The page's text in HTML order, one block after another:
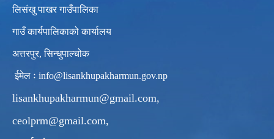
लिसंखु पाखर गाउँपालिका
गाउँ कार्यपालिकाको कार्यालय
अत्तरपुर, सिन्धुपाल्चोक
ईमेल ः info@lisankhupakharmun.gov.np
lisankhupakharmun@gmail.com,
ceolprm@gmail.com,